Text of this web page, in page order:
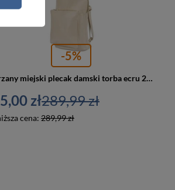
-5%
Skórzany miejski plecak damski torba ecru 2w1 A4 - Vera Pelle S40
zł
cena: 289,99 zł
289,99 zł